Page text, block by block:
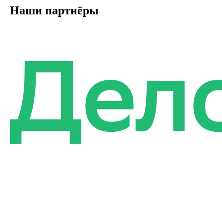
Наши партнёры